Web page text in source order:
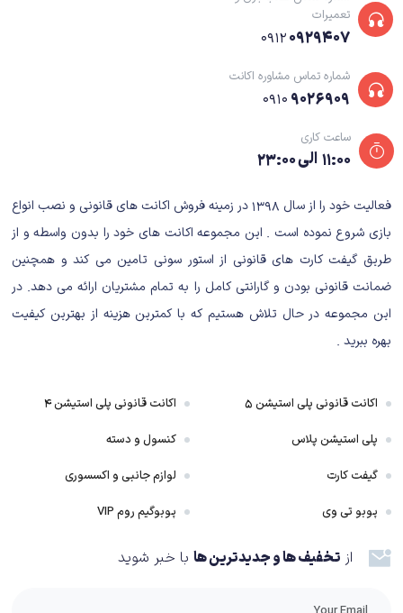
The Forest
داستان بازی The Forest
داستان بازی دقیقا به شکلی که بالا توصیف شد آغاز می‌شود. یعنی بدون مقدمه و
همین است. اگر آنجا ابتدا صحبتی دوستانه با همسر خود داشتید و چند دقیقه
ابتدایی بازی با جمع آوری مواد خام برای درست کردن یک کمپ گذشت، این‌جا
مرموز، سبز شدن یک مرد ترسناک و دور شدن وی به همراه پسر شخصیت اصلی!
این ها چیزهایی هستند که باید در مورد داستان بازی بدانید. جزئیات بیشتر
می‌خواهید؟ دوست دارید بدانید که پس از این چه اتفاقاتی رخ می دهند؟
خودتان بازی را تجربه کنید. البته نه در جایگاه منتقد این بازی، بلکه در جایگاه یک
خودتان را درگیر داستان بازی نکرده و بیشتر روی نکات دیگر بازی تمرکز کنید.
بک‌گراند برای شبیه سازی بقا در شرایط سخت و دشوار هستند.
با اینکه شاید چنین چیزی در ابتدا کمی عجیب به نظر برسد، اما بازی به خوبی به
سپری کردن ساعات طولانی در بازی به آن دست خواهید یافت. درست است که
دارد، دردسر بزرگی به نظر برسد، اما اگر این سختی و مشقت را به جان بخرید، بازی
تعمیرات
۰۹۱۲۰۹۲۹۴۰۷
شماره تماس مشاوره اکانت
۰۹۱۰ ۹۰۲۶۹۰۹
ساعت کاری
۱۱:۰۰ الی ۲۳:۰۰
فعالیت خود را از سال ۱۳۹۸ در زمینه فروش اکانت های قانونی و نصب انواع
بازی شروع نموده است . این مجموعه اکانت های خود را بدون واسطه و از
طریق گیفت کارت های قانونی از استور سونی تامین می کند و همچنین
ضمانت قانونی بودن و گارانتی کامل را به تمام مشتریان ارائه می دهد. در
این مجموعه در حال تلاش هستیم که با کمترین هزینه از بهترین کیفیت
بهره ببرید .
اکانت قانونی پلی استیشن ۵
پلی استیشن پلاس
گیفت کارت
پوبو تی وی
اکانت قانونی پلی استیشن ۴
کنسول و دسته
لوازم جانبی و اکسسوری
پوبوگیم روم VIP
از تخفیف ها و جدیدترین ها با خبر شوید